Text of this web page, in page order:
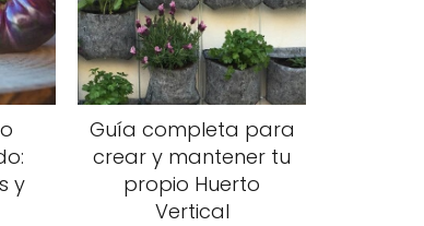
y
Guía completa para
crear y mantener tu
propio Huerto
Vertical